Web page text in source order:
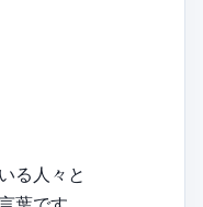
る人々と